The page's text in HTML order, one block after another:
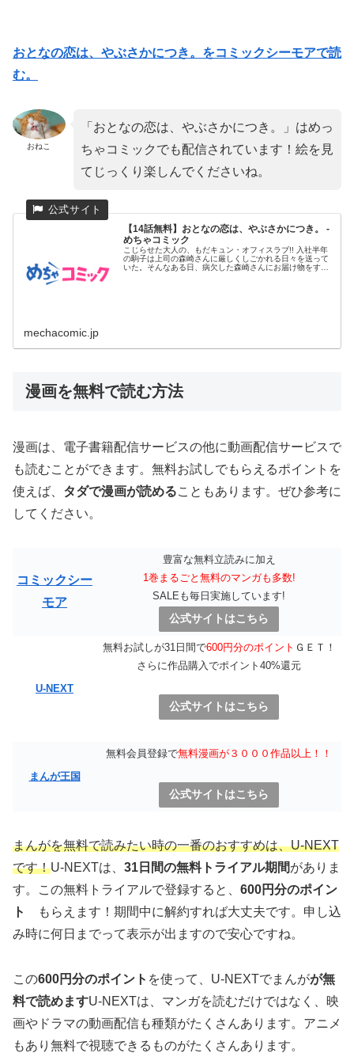
おとなの恋は、やぶさかにつき。をコミックシーモアで読
む。
おねこ
「おとなの恋は、やぶさかにつき。」はめっ
ちゃコミックでも配信されています！絵を見
てじっくり楽しんでくださいね。
【14話無料】おとなの恋は、やぶさかにつき。 -
めちゃコミック
こじらせた大人の、もだキュン・オフィスラブ!! 入社半年
の駒子は上司の森崎さんに厳しくしごかれる日々を送って
いた。そんなある日、病欠した森崎さんにお届け物をする
mechacomic.jp
漫画を無料で読む方法
漫画は、電子書籍配信サービスの他に動画配信サービスで
も読むことができます。無料お試しでもらえるポイントを
使えば、 タダで漫画が読めることもあります。ぜひ参考に
してください。
コミックシー
モア
豊富な無料立読みに加え
1巻まるごと無料のマンガも多数!
SALEも毎日実施しています!
公式サイトはこちら
U-NEXT
無料お試しが31日間で600円分のポイント ＧＥＴ！
さらに作品購入でポイント40%還元
公式サイトはこちら
まんが王国
無料会員登録で無料漫画が３０００作品以上！！
公式サイトはこちら
まんがを無料で読みたい時の一番のおすすめは、U-NEXT
です！U-NEXTは、 31日間の無料トライアル期間がありま
す。この無料トライアルで登録すると、 600円分のポイン
ト
もらえます！期間中に解約すれば大丈夫です。申し込
み時に何日までって表示が出ますので安心ですね。
この600円分のポイント を使って、U-NEXTでまんがが無
料で読めますU-NEXTは、マンガを読むだけではなく、映
画やドラマの動画配信も種類がたくさんあります。アニメ
もあり無料で視聴できるものがたくさんあります。